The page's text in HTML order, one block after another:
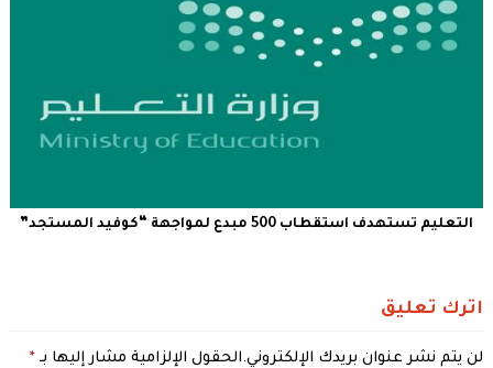
‏التعليم تستهدف استقطاب 500 مبدع لمواجهة “كوفيد المستجد”
اترك تعليق
لن يتم نشر عنوان بريدك الإلكتروني.الحقول الإلزامية مشار إليها بـ *